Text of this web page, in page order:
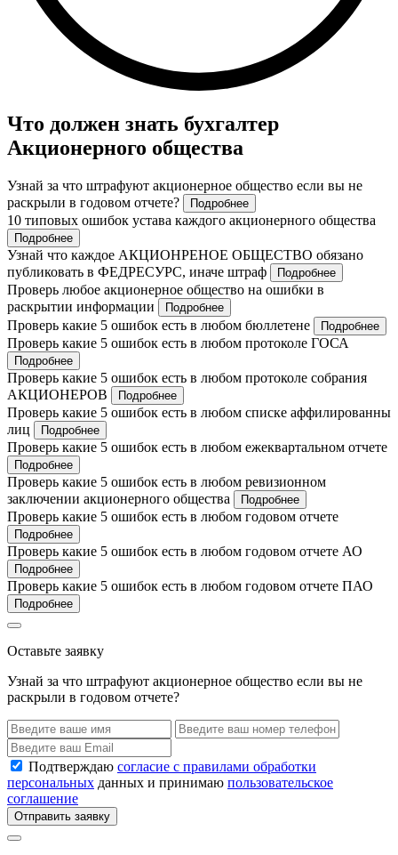
Что должен знать бухгалтер
Акционерного общества
Узнай за что штрафуют акционерное общество если вы не
раскрыли в годовом отчете?
Подробнее
10 типовых ошибок устава каждого акционерного общества
Подробнее
Узнай что каждое АКЦИОНРЕНОЕ ОБЩЕСТВО обязано
публиковать в ФЕДРЕСУРС, иначе штраф
Подробнее
Проверь любое акционерное общество на ошибки в
раскрытии информации
Подробнее
Проверь какие 5 ошибок есть в любом бюллетене Подробнее
Проверь какие 5 ошибок есть в любом протоколе ГОСА
Подробнее
Проверь какие 5 ошибок есть в любом протоколе собрания
АКЦИОНЕРОВ
Подробнее
Проверь какие 5 ошибок есть в любом списке аффилированны
лиц
Подробнее
Проверь какие 5 ошибок есть в любом ежеквартальном отчете
Подробнее
Проверь какие 5 ошибок есть в любом ревизионном
заключении акционерного общества
Подробнее
Проверь какие 5 ошибок есть в любом годовом отчете
Подробнее
Проверь какие 5 ошибок есть в любом годовом отчете АО
Подробнее
Проверь какие 5 ошибок есть в любом годовом отчете ПАО
Подробнее
Оставьте заявку
Узнай за что штрафуют акционерное общество если вы не
раскрыли в годовом отчете?
Подтверждаю согласие с правилами обработки
персональных данных и принимаю пользовательское
соглашение
Отправить заявку